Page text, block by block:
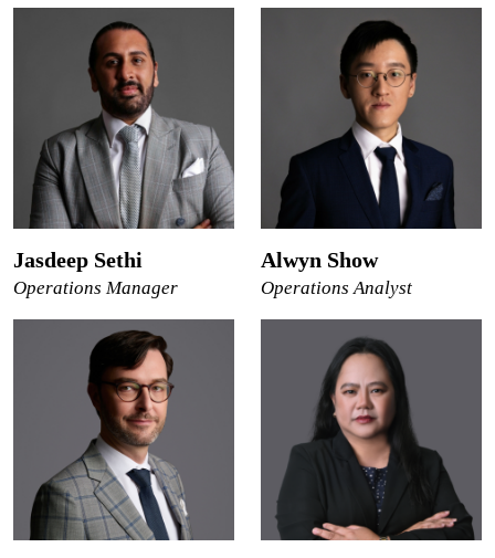
Jasdeep Sethi
Operations Manager
Alwyn Show
Operations Analyst